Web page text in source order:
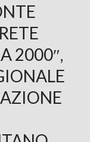
2000″,